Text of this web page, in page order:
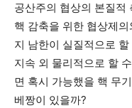
공산주의 협상의 본질적
핵 감축을 위한 협상제
지 남한이 실질적으로
지속 외 물리적으로 할
면 혹시 가능했을 핵 무
베짱이 있을까?